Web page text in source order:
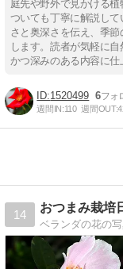
庭先や野外で見かける
ついても丁寧に解説し
さと奥深さを伝え、季
します。読者が気軽に
かつ深みのある内容に仕
1520499 6
週間IN:110 週間OUT:
14
おつまみ栽培
ベランダの花の